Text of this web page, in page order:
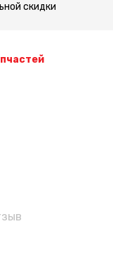
скидки